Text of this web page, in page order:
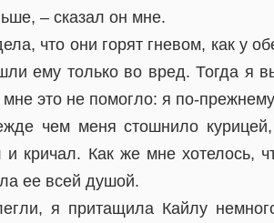
– сказал он мне.
что они горят гневом, как у
ему только во вред. Тогда я
это не помогло: я по-
чем меня стошнило
и кричал. Как же мне хотелось,
ее всей душой.
я притащила Кайлу